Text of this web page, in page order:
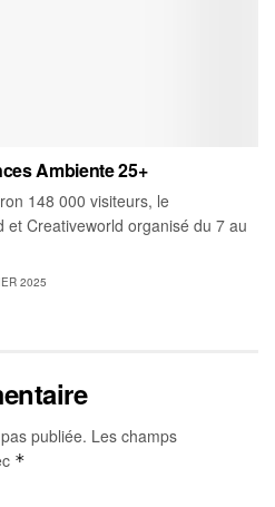
Ambiente 25+
148 000 visiteurs, le
et Creativeworld organisé du 7 au
2025
publiée. Les champs
*